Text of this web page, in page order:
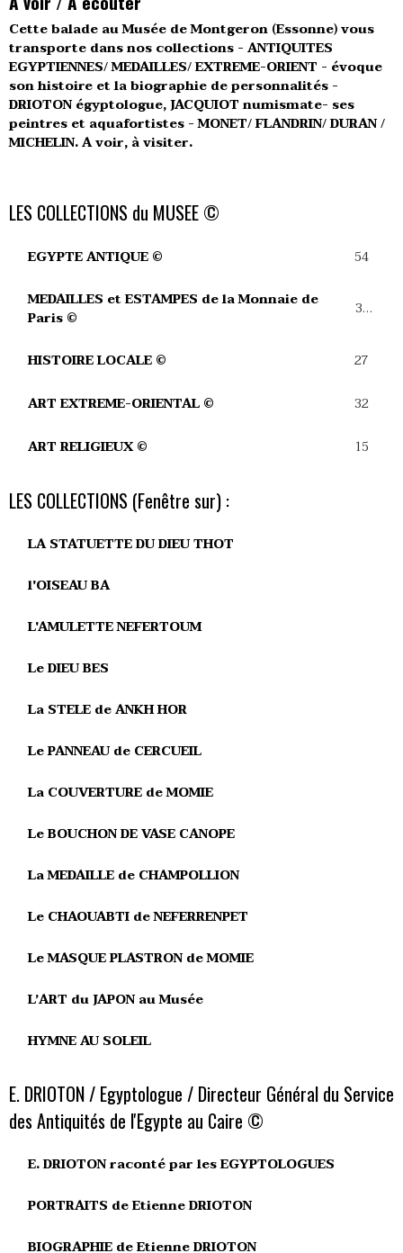
Cette balade au Musée de Montgeron (Essonne) vous
transporte dans nos collections - ANTIQUITES
EGYPTIENNES/ MEDAILLES/ EXTREME-ORIENT - évoque
son histoire et la biographie de personnalités -
DRIOTON égyptologue, JACQUIOT numismate- ses
peintres et aquafortistes - MONET/ FLANDRIN/ DURAN /
MICHELIN. A voir, à visiter.
LES COLLECTIONS du MUSEE ©
EGYPTE ANTIQUE © 54
MEDAILLES et ESTAMPES de la Monnaie de
Paris ©
39
HISTOIRE LOCALE © 27
ART EXTREME-ORIENTAL © 32
ART RELIGIEUX © 15
LES COLLECTIONS (Fenêtre sur) :
LA STATUETTE DU DIEU THOT
l'OISEAU BA
L'AMULETTE NEFERTOUM
Le DIEU BES
La STELE de ANKH HOR
Le PANNEAU de CERCUEIL
La COUVERTURE de MOMIE
Le BOUCHON DE VASE CANOPE
La MEDAILLE de CHAMPOLLION
Le CHAOUABTI de NEFERRENPET
Le MASQUE PLASTRON de MOMIE
L’ART du JAPON au Musée
HYMNE AU SOLEIL
E. DRIOTON / Egyptologue / Directeur Général du Service
des Antiquités de l'Egypte au Caire ©
E. DRIOTON raconté par les EGYPTOLOGUES
PORTRAITS de Etienne DRIOTON
BIOGRAPHIE de Etienne DRIOTON